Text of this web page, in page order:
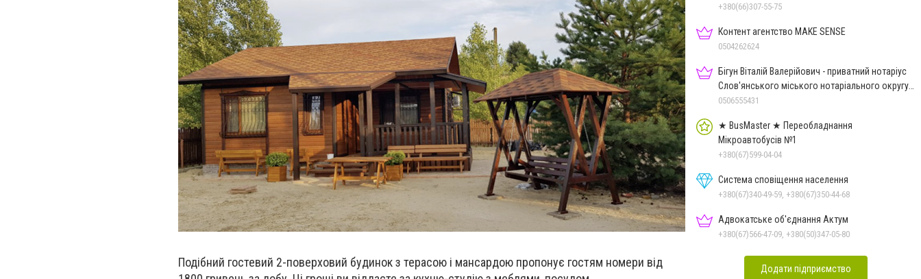
Подібний гостевий 2-поверховий будинок з терасою і мансардою пропонує гостям номери від
+380(66)307-55-75
Контент агентство MAKE SENSE
0504262624
Бігун Віталій Валерійович - приватний нотаріус
Слов'янського міського нотаріального округу
Дон.обл.
0506555431
★ BusMaster ★ Переобладнання
Мікроавтобусів №1
+380(67)599-04-04
Система сповіщення населення
+380(67)340-49-59, +380(67)350-44-68
Адвокатське об'єднання Актум
+380(67)566-47-09, +380(50)347-05-80
Додати підприємство